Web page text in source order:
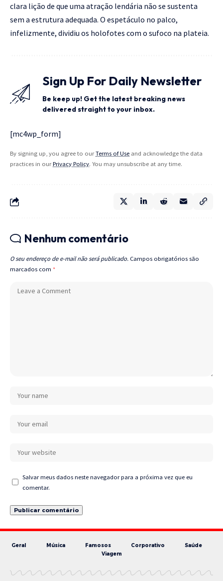
clara lição de que uma atração lendária não se sustenta
sem a estrutura adequada. O espetáculo no palco,
infelizmente, dividiu os holofotes com o sufoco na plateia.
Sign Up For Daily Newsletter
Be keep up! Get the latest breaking news
delivered straight to your inbox.
[mc4wp_form]
By signing up, you agree to ourTerms of Use and acknowledge the data
practices in ourPrivacy Policy. You may unsubscribe at any time.
Nenhum comentário
O seu endereço de e-mail não será publicado. Campos obrigatórios são
marcados com *
Salvar meus dados neste navegador para a próxima vez que eu
comentar.
Geral Música Famosos Corporativo
Saúde
Viagem